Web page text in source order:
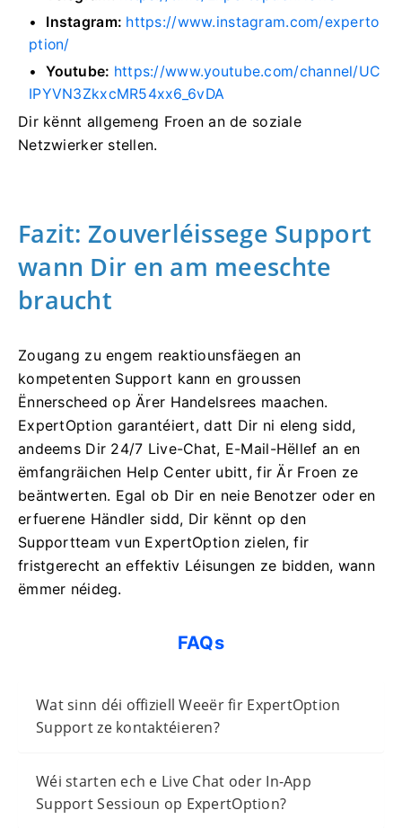
Instagram: https://www.instagram.com/experto
ption/
Youtube: https://www.youtube.com/channel/UC
IPYVN3ZkxcMR54xx6_6vDA
Dir kënnt allgemeng Froen an de soziale
Netzwierker stellen.
Fazit: Zouverléissege Support
wann Dir en am meeschte
braucht
Zougang zu engem reaktiounsfäegen an
kompetenten Support kann en groussen
Ënnerscheed op Ärer Handelsrees maachen.
ExpertOption garantéiert, datt Dir ni eleng sidd,
andeems Dir 24/7 Live-Chat, E-Mail-Hëllef an en
ëmfangräichen Help Center ubitt, fir Är Froen ze
beäntwerten. Egal ob Dir en neie Benotzer oder en
erfuerene Händler sidd, Dir kënnt op den
Supportteam vun ExpertOption zielen, fir
fristgerecht an effektiv Léisungen ze bidden, wann
ëmmer néideg.
FAQs
Wat sinn déi offiziell Weeër fir ExpertOption
Support ze kontaktéieren?
Wéi starten ech e Live Chat oder In-App
Support Sessioun op ExpertOption?